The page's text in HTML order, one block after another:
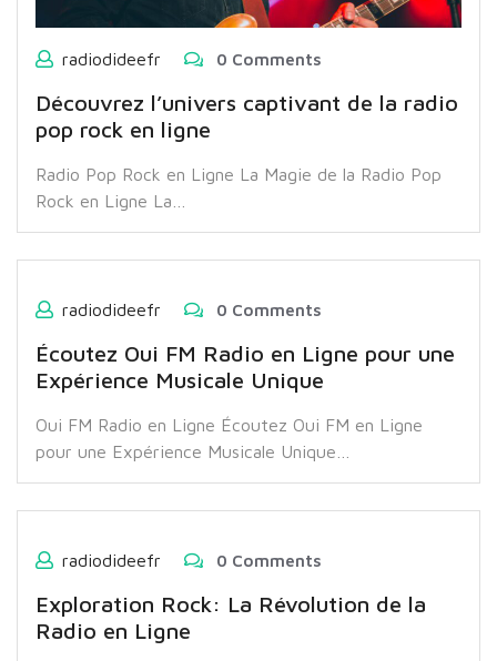
radiodideefr 0 Comments
Découvrez l’univers captivant de la radio
pop rock en ligne
Radio Pop Rock en Ligne La Magie de la Radio Pop
Rock en Ligne La…
radiodideefr 0 Comments
Écoutez Oui FM Radio en Ligne pour une
Expérience Musicale Unique
Oui FM Radio en Ligne Écoutez Oui FM en Ligne
pour une Expérience Musicale Unique…
radiodideefr 0 Comments
Exploration Rock: La Révolution de la
Radio en Ligne